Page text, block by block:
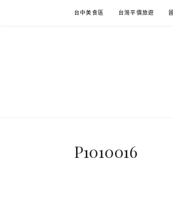
台中美食區 台灣平價旅遊
P1010016